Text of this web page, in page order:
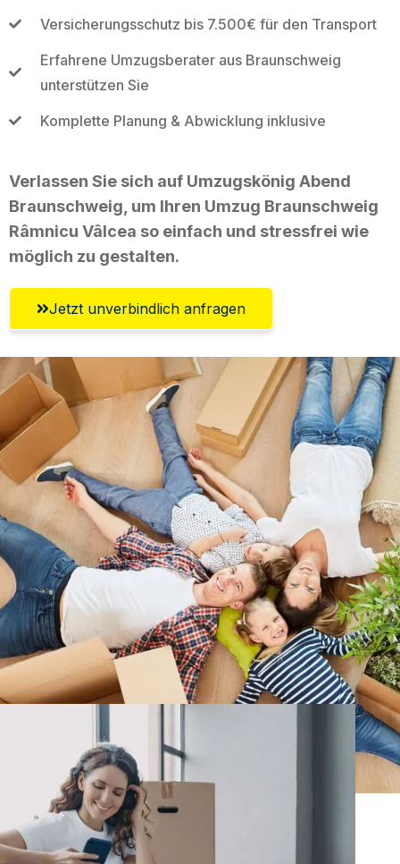
Versicherungsschutz bis 7.500€ für den Transport
Erfahrene Umzugsberater aus Braunschweig
unterstützen Sie
Komplette Planung & Abwicklung inklusive
Verlassen Sie sich auf Umzugskönig Abend
Braunschweig, um Ihren Umzug Braunschweig
Râmnicu Vâlcea so einfach und stressfrei wie
möglich zu gestalten.
Jetzt unverbindlich anfragen